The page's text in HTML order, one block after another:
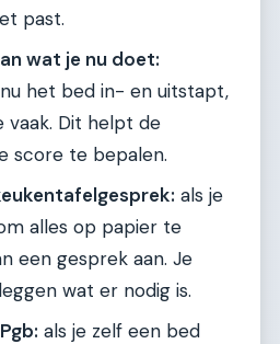
past.
wat je nu doet:
het bed in- en uitstapt,
vaak. Dit helpt de
score te bepalen.
als je
alles op papier te
een gesprek aan. Je
wat er nodig is.
als je zelf een bed